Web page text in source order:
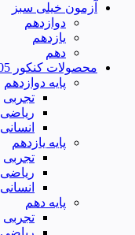
آزمون خیلی سبز
دوازدهم
یازدهم
دهم
محصولات کنکور 1405
پایه دوازدهم
تجربی
ریاضی
انسانی
پایه یازدهم
تجربی
ریاضی
انسانی
پایه دهم
تجربی